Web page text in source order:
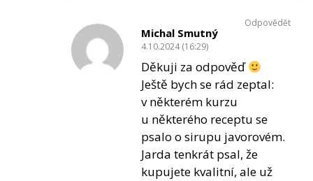
Michal Smutný
4.10.2024 (16:29)
Děkuji za odpověď
Ještě bych se rád zeptal:
v některém kurzu
u některého receptu se
psalo o sirupu javorovém.
Jarda tenkrát psal, že
kupujete kvalitní, ale už
Odpovědět